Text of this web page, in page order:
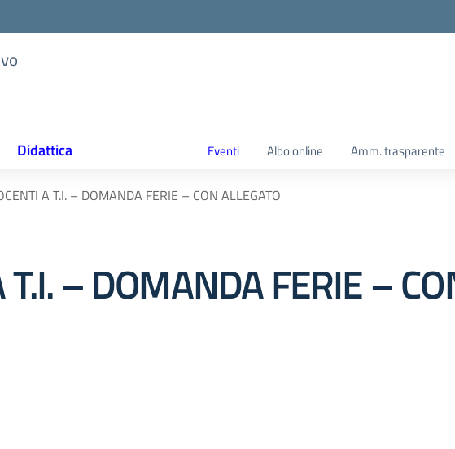
Didattica Eventi Albo online Amm. trasparente
A T.I. – DOMANDA FERIE – CON ALLEGATO
– DOMANDA FERIE –